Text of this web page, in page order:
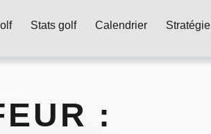
Stats golf Calendrier Stratégie
: